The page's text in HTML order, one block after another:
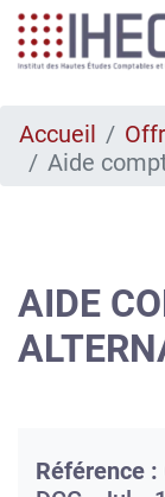
Aller
au
contenu
Accueil
Aide
AIDE
Référence :